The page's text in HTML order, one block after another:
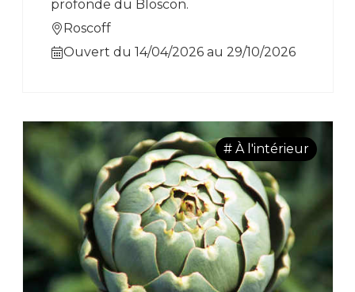
profonde du Bloscon.
Roscoff
Ouvert du 14/04/2026 au 29/10/2026
# À l'intérieur